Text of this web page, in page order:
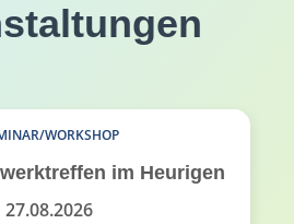
WORKSHOP
im Heurigen
27.08.2026